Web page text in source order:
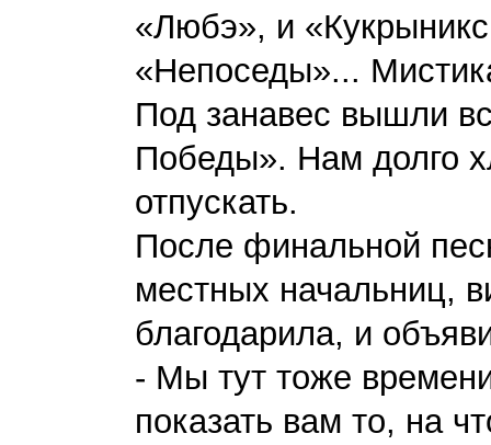
«Любэ», и
«Непоседы»...
Под занавес вышли
Победы». Нам долго
отпускать.
После финальной
местных начальниц,
благодарила, и
- Мы тут тоже
показать вам то, на